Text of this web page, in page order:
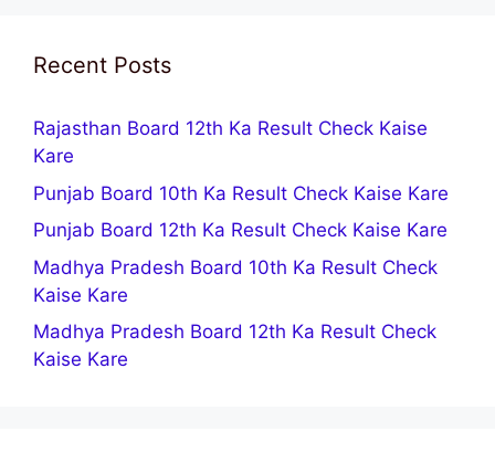
Recent Posts
Rajasthan Board 12th Ka Result Check Kaise
Kare
Punjab Board 10th Ka Result Check Kaise Kare
Punjab Board 12th Ka Result Check Kaise Kare
Madhya Pradesh Board 10th Ka Result Check
Kaise Kare
Madhya Pradesh Board 12th Ka Result Check
Kaise Kare